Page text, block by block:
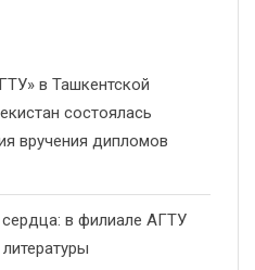
в Ташкентской
состоялась
вручения дипломов
в филиале АГТУ